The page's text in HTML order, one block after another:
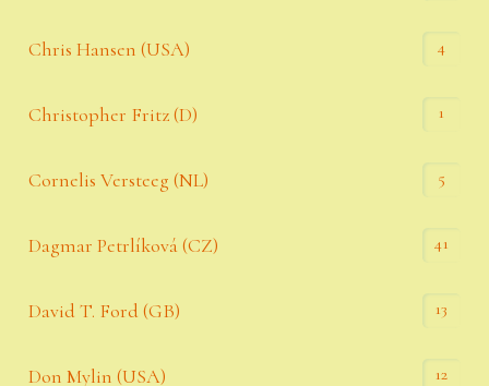
Chris Hansen (USA) 4
Christopher Fritz (D) 1
Cornelis Versteeg (NL) 5
Dagmar Petrlíková (CZ) 41
David T. Ford (GB) 13
Don Mylin (USA) 12